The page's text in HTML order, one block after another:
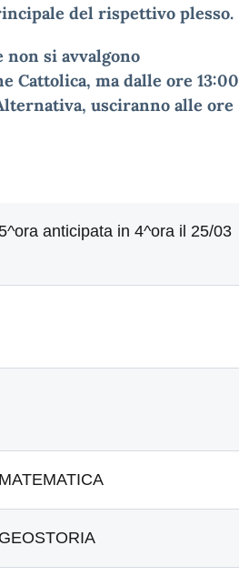
del rispettivo plesso.
non si avvalgono
Cattolica, ma dalle ore 13:00
usciranno alle ore
anticipata in 4^ora il 25/03
MATEMATICA
GEOSTORIA